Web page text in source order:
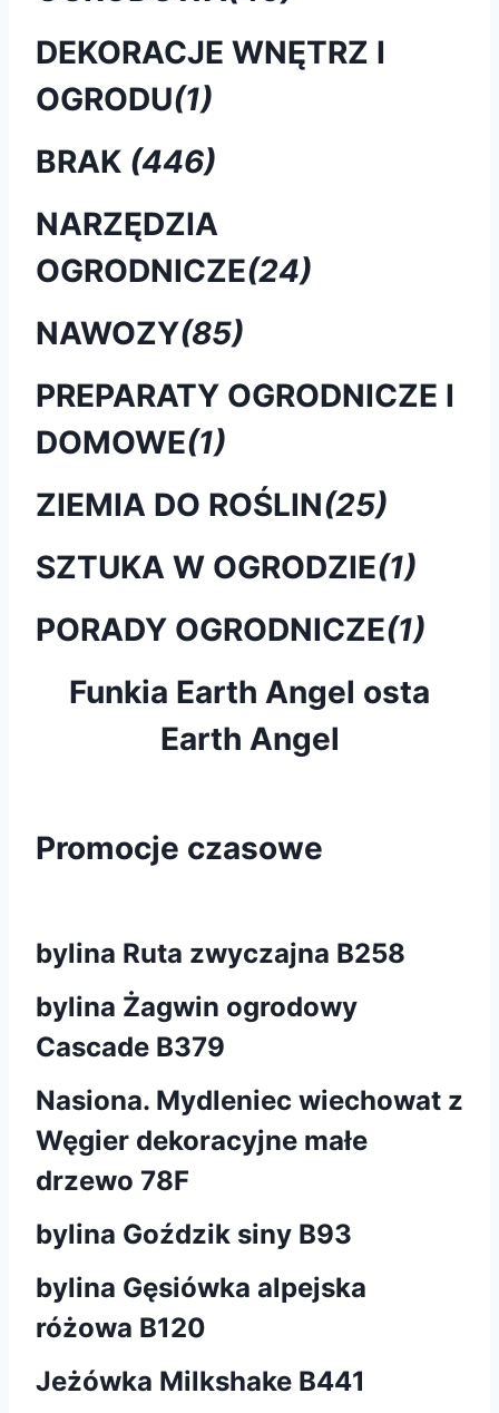
DEKORACJE WNĘTRZ I
OGRODU(1)
BRAK (446)
NARZĘDZIA
OGRODNICZE(24)
NAWOZY(85)
PREPARATY OGRODNICZE I
DOMOWE(1)
ZIEMIA DO ROŚLIN(25)
SZTUKA W OGRODZIE(1)
PORADY OGRODNICZE(1)
Funkia Earth Angel osta
Earth Angel
Promocje czasowe
bylina Ruta zwyczajna B258
bylina Żagwin ogrodowy
Cascade B379
Nasiona. Mydleniec wiechowat z
Węgier dekoracyjne małe
drzewo 78F
bylina Goździk siny B93
bylina Gęsiówka alpejska
różowa B120
Jeżówka Milkshake B441